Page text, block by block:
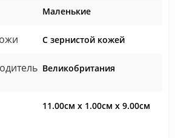
Маленькие
С зернистой кожей
Великобритания
11.00см x 1.00см x 9.00см